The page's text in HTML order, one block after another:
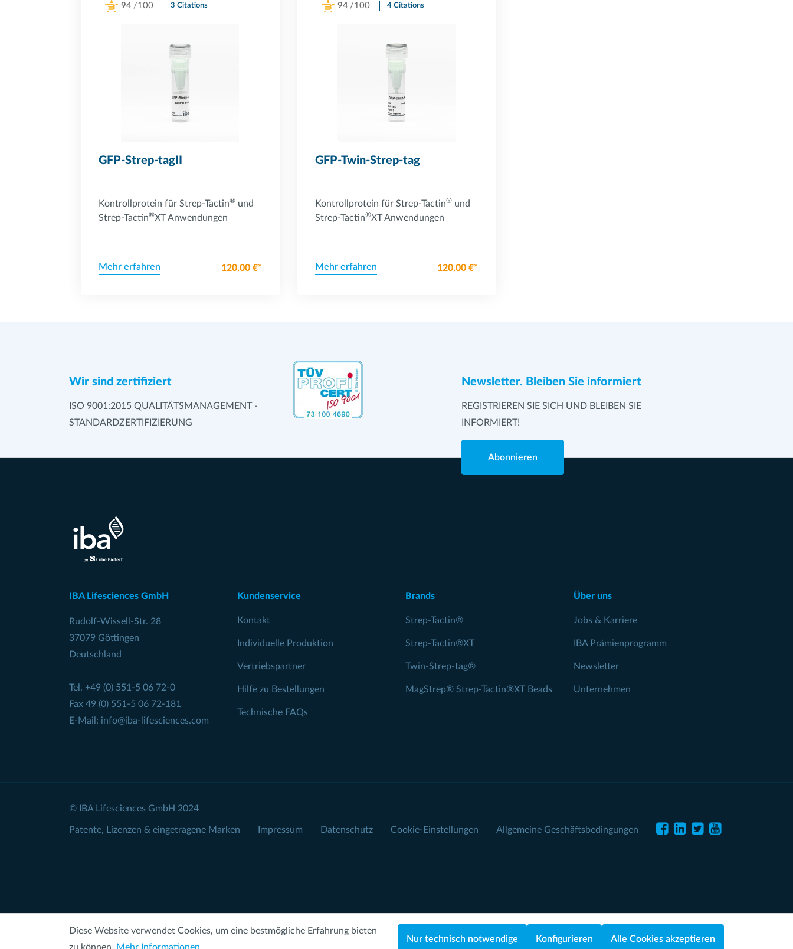
94 /100 3 Citations
GFP-Strep-tagII
Kontrollprotein für Strep-Tactin® und
Strep-Tactin®XT Anwendungen
Mehr erfahren 120,00 €*
94 /100 4 Citations
GFP-Twin-Strep-tag
Kontrollprotein für Strep-Tactin®und
Strep-Tactin®XT Anwendungen
Mehr erfahren 120,00 €*
Wir sind zertifiziert
ISO 9001:2015 QUALITÄTSMANAGEMENT -
STANDARDZERTIFIZIERUNG
Newsletter. Bleiben Sie informiert
REGISTRIEREN SIE SICH UND BLEIBEN SIE
INFORMIERT!
Abonnieren
IBA Lifesciences GmbH
Rudolf-Wissell-Str. 28
37079 Göttingen
Deutschland
Tel. +49 (0) 551-5 06 72-0
Fax 49 (0) 551-5 06 72-181
E-Mail: info@iba-lifesciences.com
Kundenservice
Kontakt
Individuelle Produktion
Vertriebspartner
Hilfe zu Bestellungen
Technische FAQs
Brands
Strep-Tactin®
Strep-Tactin®XT
Twin-Strep-tag®
MagStrep® Strep-Tactin®XT Beads
Über uns
Jobs & Karriere
IBA Prämienprogramm
Newsletter
Unternehmen
© IBA Lifesciences GmbH 2024
Patente, Lizenzen & eingetragene Marken Impressum Datenschutz Cookie-Einstellungen Allgemeine Geschäftsbedingungen
Diese Website verwendet Cookies, um eine bestmögliche Erfahrung bieten
Nur technisch notwendige Konfigurieren Alle Cookies akzeptieren